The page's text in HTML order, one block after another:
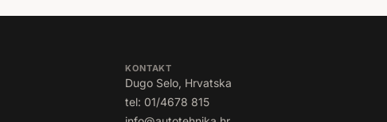
KONTAKT
Dugo Selo, Hrvatska
tel: 01/4678 815